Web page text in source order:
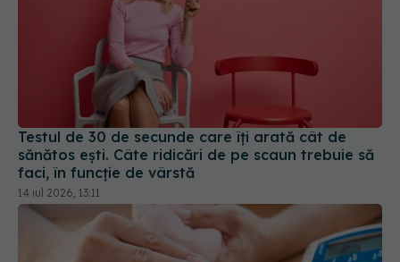
Testul de 30 de secunde care îți arată cât de
sănătos ești. Câte ridicări de pe scaun trebuie să
faci, în funcție de vârstă
14 iul 2026, 13:11